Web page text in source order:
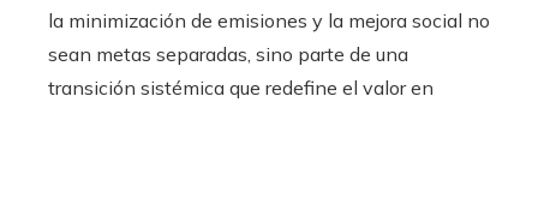
la minimización de emisiones y la mejora social no
sean metas separadas, sino parte de una
transición sistémica que redefine el valor en